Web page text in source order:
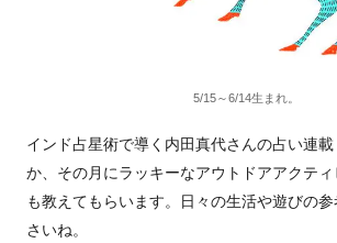
5/15～6/14生まれ。
インド占星術で導く内田真代さんの占い連
か、その月にラッキーなアウトドアアクテ
も教えてもらいます。日々の生活や遊びの
さいね。